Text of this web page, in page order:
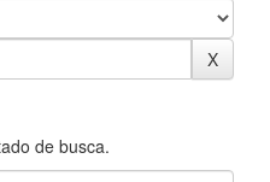
de busca.